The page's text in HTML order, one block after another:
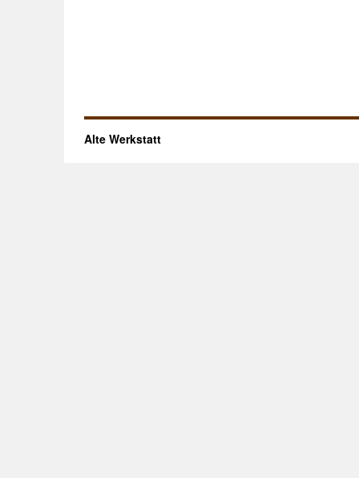
Alte Werkstatt